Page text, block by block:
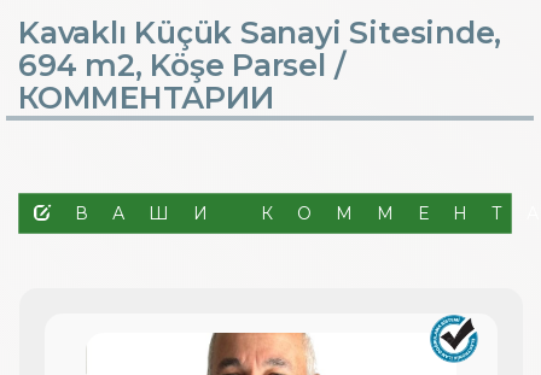
Kavaklı Küçük Sanayi Sitesinde,
694 m2, Köşe Parsel /
КОММЕНТАРИИ
ВАШИ